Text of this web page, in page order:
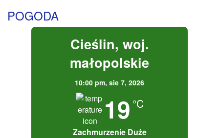
POGODA
Cieślin, woj.
małopolskie
10:00 pm, sie 7, 2026
19 °C
Zachmurzenie Duże